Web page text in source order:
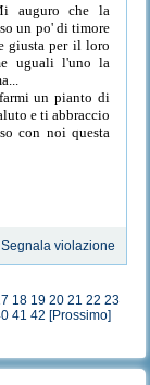
auguro che la
un po' di timore
giusta per il loro
uguali l'uno la
un pianto di
e ti abbraccio
con noi questa
Segnala violazione
18 19 20 21 22 23
41 42 [Prossimo]